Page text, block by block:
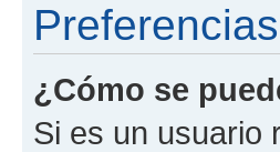
¿Cómo se
Si es un usuario